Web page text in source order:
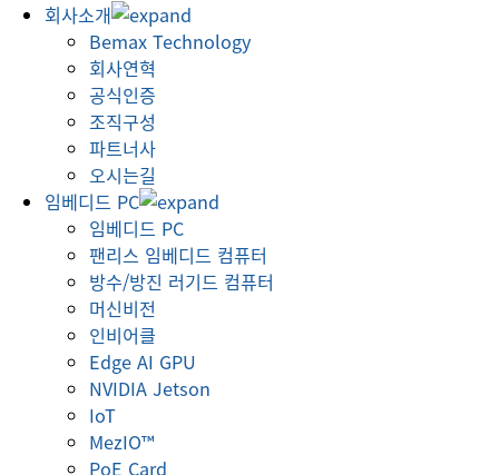
회사소개
Bemax Technology
회사연혁
공식인증
조직구성
파트너사
오시는길
임베디드 PC
임베디드 PC
팬리스 임베디드 컴퓨터
방수/방진 러기드 컴퓨터
머신비전
인비어클
Edge AI GPU
NVIDIA Jetson
IoT
MezIO™
PoE Card